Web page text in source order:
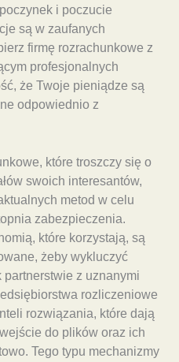
i poczucie
są w zaufanych
firmę rozrachunkowe z
profesjonalnych
że Twoje pieniądze są
odpowiednio z
które troszczy się o
swoich interesantów,
metod w celu
zabezpieczenia.
które korzystają, są
żeby wykluczyć
z uznanymi
rozliczeniowe
rozwiązania, które dają
do plików oraz ich
Tego typu mechanizmy